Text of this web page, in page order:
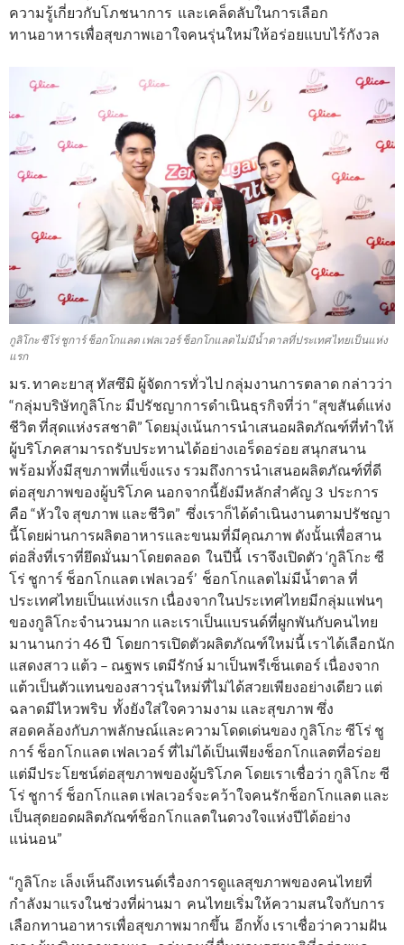
ความรู้เกี่ยวกับโภชนาการ และเคล็ดลับในการเลือก
ทานอาหารเพื่อสุขภาพเอาใจคนรุ่นใหม่ให้อร่อยแบบไร้กังวล
กูลิโกะ ซีโร่ ชูการ์ ช็อกโกแลต เฟลเวอร์ ช็อกโกแลตไม่มีน้ำตาลที่ประเทศไทยเป็นแห่ง
แรก
มร. ทาคะยาสุ ทัสซึมิ ผู้จัดการทั่วไป กลุ่มงานการตลาด กล่าวว่า
“กลุ่มบริษัทกูลิโกะ มีปรัชญาการดำเนินธุรกิจที่ว่า “สุขสันต์แห่ง
ชีวิต ที่สุดแห่งรสชาติ” โดยมุ่งเน้นการนำเสนอผลิตภัณฑ์ที่ทำให้
ผู้บริโภคสามารถรับประทานได้อย่างเอร็ดอร่อย สนุกสนาน
พร้อมทั้งมีสุขภาพที่แข็งแรง รวมถึงการนำเสนอผลิตภัณฑ์ที่ดี
ต่อสุขภาพของผู้บริโภค นอกจากนี้ยังมีหลักสำคัญ 3 ประการ
คือ “หัวใจ สุขภาพ และชีวิต” ซึ่งเราก็ได้ดำเนินงานตามปรัชญา
นี้โดยผ่านการผลิตอาหารและขนมที่มีคุณภาพ ดังนั้นเพื่อสาน
ต่อสิ่งที่เราที่ยึดมั่นมาโดยตลอด ในปีนี้ เราจึงเปิดตัว ‘กูลิโกะ ซี
โร่ ชูการ์ ช็อกโกแลต เฟลเวอร์’ ช็อกโกแลตไม่มีน้ำตาล ที่
ประเทศไทยเป็นแห่งแรก เนื่องจากในประเทศไทยมีกลุ่มแฟนๆ
ของกูลิโกะจำนวนมาก และเราเป็นแบรนด์ที่ผูกพันกับคนไทย
มานานกว่า 46 ปี โดยการเปิดตัวผลิตภัณฑ์ใหม่นี้ เราได้เลือกนัก
แสดงสาว แต้ว – ณฐพร เตมีรักษ์ มาเป็นพรีเซ็นเตอร์ เนื่องจาก
แต้วเป็นตัวแทนของสาวรุ่นใหม่ที่ไม่ได้สวยเพียงอย่างเดียว แต่
ฉลาดมีไหวพริบ ทั้งยังใส่ใจความงาม และสุขภาพ ซึ่ง
สอดคล้องกับภาพลักษณ์และความโดดเด่นของ กูลิโกะ ซีโร่ ชู
การ์ ช็อกโกแลต เฟลเวอร์ ที่ไม่ได้เป็นเพียงช็อกโกแลตที่อร่อย
แต่มีประโยชน์ต่อสุขภาพของผู้บริโภค โดยเราเชื่อว่า กูลิโกะ ซี
โร่ ชูการ์ ช็อกโกแลต เฟลเวอร์จะคว้าใจคนรักช็อกโกแลต และ
เป็นสุดยอดผลิตภัณฑ์ช็อกโกแลตในดวงใจแห่งปีได้อย่าง
แน่นอน”
“กูลิโกะ เล็งเห็นถึงเทรนด์เรื่องการดูแลสุขภาพของคนไทยที่
กำลังมาแรงในช่วงที่ผ่านมา คนไทยเริ่มให้ความสนใจกับการ
เลือกทานอาหารเพื่อสุขภาพมากขึ้น อีกทั้ง เราเชื่อว่าความฝัน